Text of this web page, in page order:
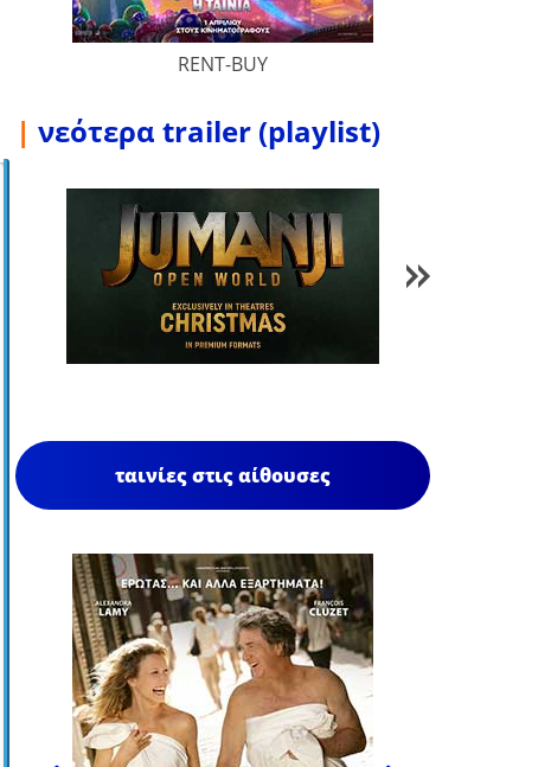
RENT-BUY
| νεότερα trailer (playlist)
1/85
ταινίες στις αίθουσες